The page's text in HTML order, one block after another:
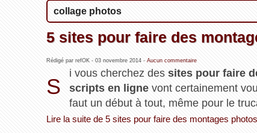
collage photos
5 sites pour faire des
Rédigé par refOK - 03 novembre 2014- Aucun commentaire
S
i vous cherchez des sites pour faire
scripts en ligne vont certainement
faut un début à tout, même pour le
Lire la suite de 5 sites pour faire des montages